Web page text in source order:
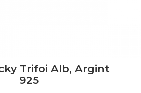
Trifoi Alb, Argint
925